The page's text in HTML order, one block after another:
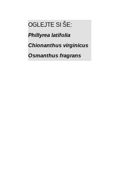
OGLEJTE SI ŠE:
Phillyrea latifolia
Chionanthus virginicus
Osmanthus fragrans